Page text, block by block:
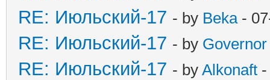
RE: Июльский-17 - by Beka-
RE: Июльский-17 - by Governor
RE: Июльский-17 - by Alkonaft